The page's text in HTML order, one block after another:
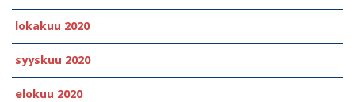
lokakuu 2020
syyskuu 2020
elokuu 2020